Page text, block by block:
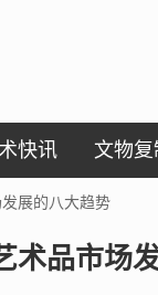
快讯 文物复
展的八大趋势
术品市场